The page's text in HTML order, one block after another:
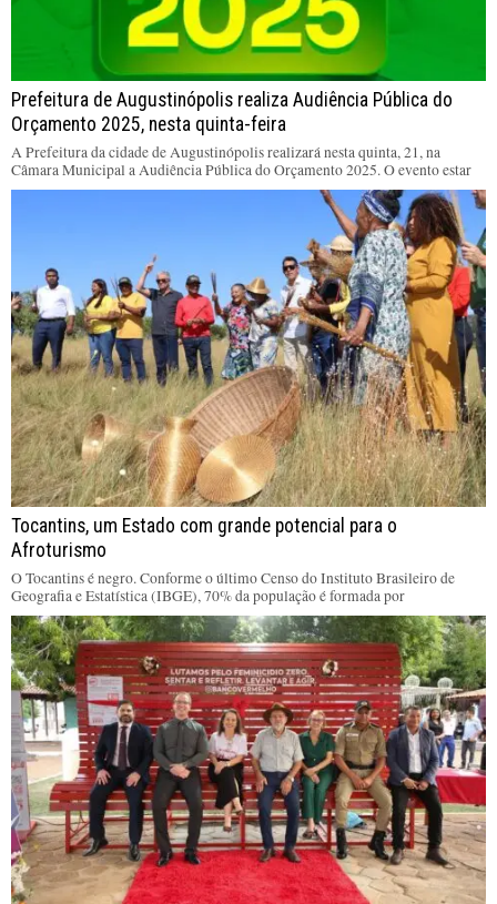
Prefeitura de Augustinópolis realiza Audiência Pública do
Orçamento 2025, nesta quinta-feira
A Prefeitura da cidade de Augustinópolis realizará nesta quinta, 21, na
Câmara Municipal a Audiência Pública do Orçamento 2025. O evento estar
Tocantins, um Estado com grande potencial para o
Afroturismo
O Tocantins é negro. Conforme o último Censo do Instituto Brasileiro de
Geografia e Estatística (IBGE), 70% da população é formada por